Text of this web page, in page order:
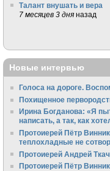
Талант внушать и вера
7 месяцев 3 дня назад
Новые интервью
Голоса на дороге.
Похищенное
Ирина Богданова: «Я
написать, а так, как
Протоиерей Пётр
теплохладные не
Протоиерей Андрей
Протоиерей Пётр